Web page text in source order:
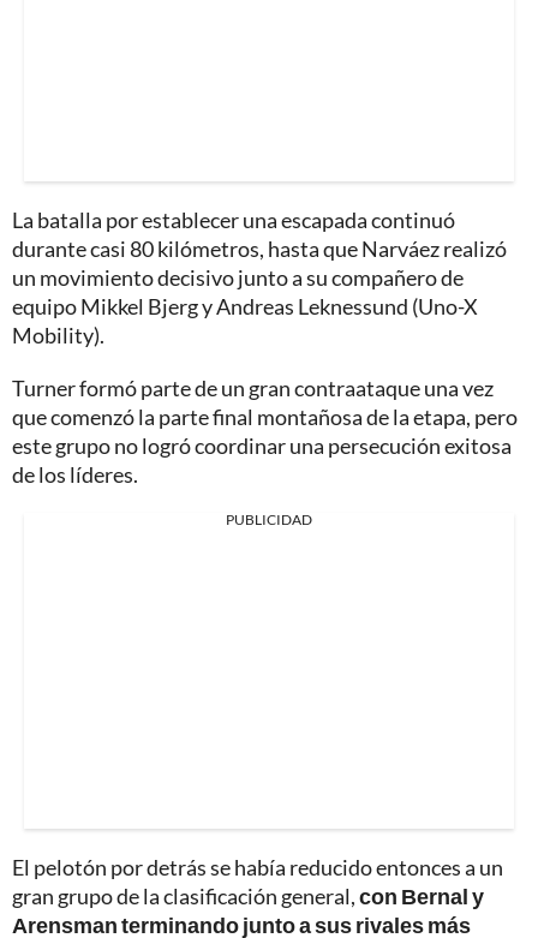
La batalla por establecer una escapada continuó
durante casi 80 kilómetros, hasta que Narváez realizó
un movimiento decisivo junto a su compañero de
equipo Mikkel Bjerg y Andreas Leknessund (Uno-X
Mobility).
Turner formó parte de un gran contraataque una vez
que comenzó la parte final montañosa de la etapa, pero
este grupo no logró coordinar una persecución exitosa
de los líderes.
PUBLICIDAD
El pelotón por detrás se había reducido entonces a un
gran grupo de la clasificación general,con Bernal y
Arensman terminando junto a sus rivales más